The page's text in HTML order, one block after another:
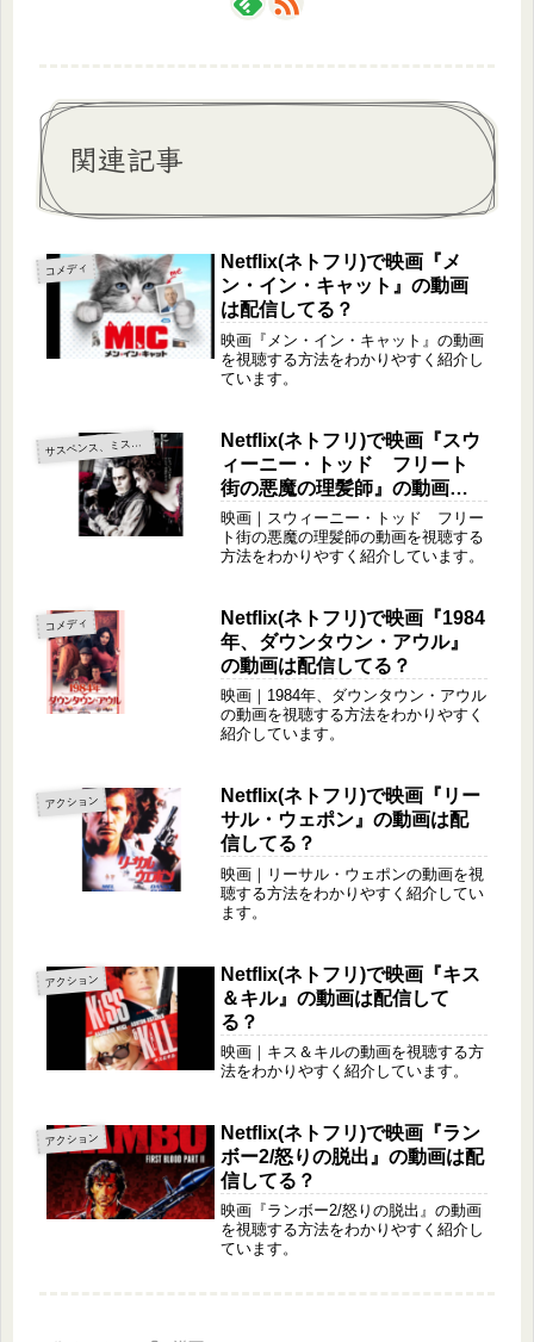
関連記事
コメディ
Netflix(ネトフリ)で映画『メ
ン・イン・キャット』の動画
は配信してる？
映画『メン・イン・キャット』の動画
を視聴する方法をわかりやすく紹介し
ています。
サ
スペンス、ミステリー
Netflix(ネトフリ)で映画『スウ
ィーニー・トッド フリート
街の悪魔の理髪師』の動画は
配信してる？
映画｜スウィーニー・トッド フリー
ト街の悪魔の理髪師の動画を視聴する
方法をわかりやすく紹介しています。
コメディ
Netflix(ネトフリ)で映画『1984
年、ダウンタウン・アウル』
の動画は配信してる？
映画｜1984年、ダウンタウン・アウル
の動画を視聴する方法をわかりやすく
紹介しています。
アクション
Netflix(ネトフリ)で映画『リー
サル・ウェポン』の動画は配
信してる？
映画｜リーサル・ウェポンの動画を視
聴する方法をわかりやすく紹介してい
ます。
アクション
Netflix(ネトフリ)で映画『キス
＆キル』の動画は配信して
る？
映画｜キス＆キルの動画を視聴する方
法をわかりやすく紹介しています。
アクション
Netflix(ネトフリ)で映画『ラン
ボー2/怒りの脱出』の動画は配
信してる？
映画『ランボー2/怒りの脱出』の動画
を視聴する方法をわかりやすく紹介し
ています。